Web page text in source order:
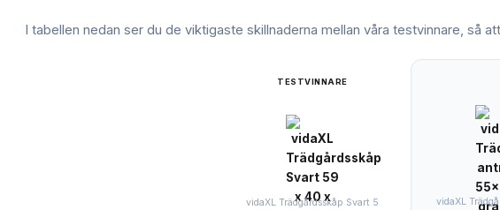
I tabellen nedan ser du de viktigaste skillnaderna mellan våra testvinnare, så
TESTVINNARE
vidaXL Trädgårdsskåp Svart 5 vidaXL